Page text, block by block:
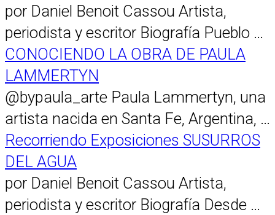
por Daniel Benoit Cassou Artista,
periodista y escritor Biografía Pueblo …
CONOCIENDO LA OBRA DE PAULA
LAMMERTYN
@bypaula_arte Paula Lammertyn, una
artista nacida en Santa Fe, Argentina, …
Recorriendo Exposiciones SUSURROS
DEL AGUA
por Daniel Benoit Cassou Artista,
periodista y escritor Biografía Desde …